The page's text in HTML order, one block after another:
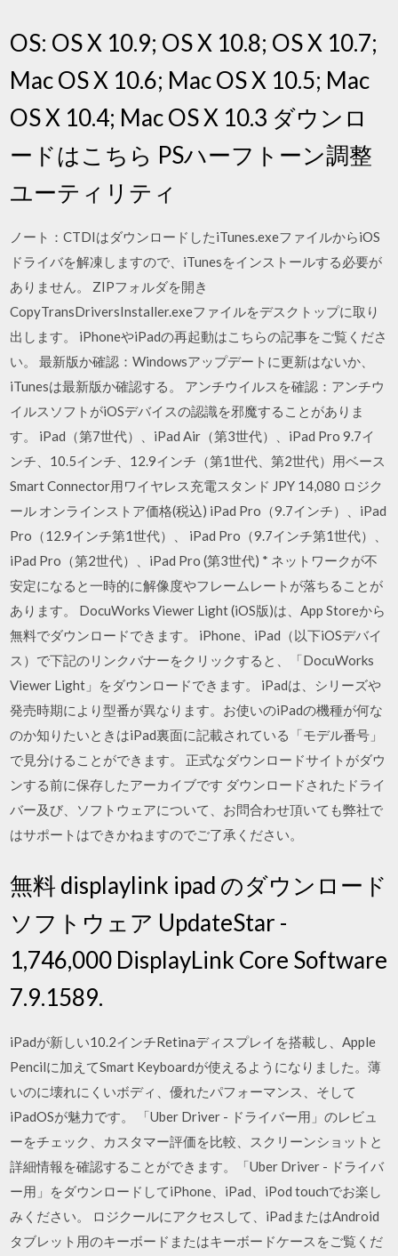
OS: OS X 10.9; OS X 10.8; OS X 10.7;
Mac OS X 10.6; Mac OS X 10.5; Mac
OS X 10.4; Mac OS X 10.3 ダウンロ
ードはこちら PSハーフトーン調整
ユーティリティ
ノート：CTDIはダウンロードしたiTunes.exeファイルからiOS
ドライバを解凍しますので、iTunesをインストールする必要が
ありません。 ZIPフォルダを開き
CopyTransDriversInstaller.exeファイルをデスクトップに取り
出します。 iPhoneやiPadの再起動はこちらの記事をご覧くださ
い。 最新版か確認：Windowsアップデートに更新はないか、
iTunesは最新版か確認する。 アンチウイルスを確認：アンチウ
イルスソフトがiOSデバイスの認識を邪魔することがありま
す。 iPad（第7世代）、iPad Air（第3世代）、iPad Pro 9.7イ
ンチ、10.5インチ、12.9インチ（第1世代、第2世代）用ベース
Smart Connector用ワイヤレス充電スタンド JPY 14,080 ロジク
ール オンラインストア価格(税込) iPad Pro（9.7インチ）、iPad
Pro（12.9インチ第1世代）、 iPad Pro（9.7インチ第1世代）、
iPad Pro（第2世代）、iPad Pro (第3世代) * ネットワークが不
安定になると一時的に解像度やフレームレートが落ちることが
あります。 DocuWorks Viewer Light (iOS版)は、App Storeから
無料でダウンロードできます。 iPhone、iPad（以下iOSデバイ
ス）で下記のリンクバナーをクリックすると、「DocuWorks
Viewer Light」をダウンロードできます。 iPadは、シリーズや
発売時期により型番が異なります。お使いのiPadの機種が何な
のか知りたいときはiPad裏面に記載されている「モデル番号」
で見分けることができます。 正式なダウンロードサイトがダウ
ンする前に保存したアーカイブです ダウンロードされたドライ
バー及び、ソフトウェアについて、お問合わせ頂いても弊社で
はサポートはできかねますのでご了承ください。
無料 displaylink ipad のダウンロード
ソフトウェア UpdateStar -
1,746,000 DisplayLink Core Software
7.9.1589.
iPadが新しい10.2インチRetinaディスプレイを搭載し、Apple
Pencilに加えてSmart Keyboardが使えるようになりました。薄
いのに壊れにくいボディ、優れたパフォーマンス、そして
iPadOSが魅力です。 ‎「Uber Driver - ドライバー用」のレビュ
ーをチェック、カスタマー評価を比較、スクリーンショットと
詳細情報を確認することができます。「Uber Driver - ドライバ
ー用」をダウンロードしてiPhone、iPad、iPod touchでお楽し
みください。 ロジクールにアクセスして、iPadまたはAndroid
タブレット用のキーボードまたはキーボードケースをご覧くだ